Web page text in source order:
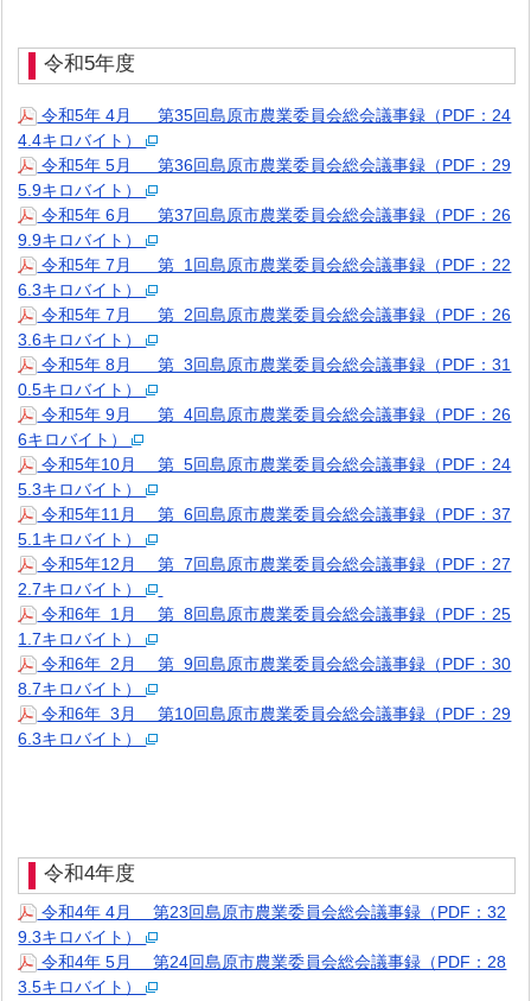
令和5年度
令和5年 4月 第35回島原市農業委員会総会議事録（PDF：24
4.4キロバイト）
令和5年 5月 第36回島原市農業委員会総会議事録（PDF：29
5.9キロバイト）
令和5年 6月 第37回島原市農業委員会総会議事録（PDF：26
9.9キロバイト）
令和5年 7月 第 1回島原市農業委員会総会議事録（PDF：22
6.3キロバイト）
令和5年 7月 第 2回島原市農業委員会総会議事録（PDF：26
3.6キロバイト）
令和5年 8月 第 3回島原市農業委員会総会議事録（PDF：31
0.5キロバイト）
令和5年 9月 第 4回島原市農業委員会総会議事録（PDF：26
6キロバイト）
令和5年10月 第 5回島原市農業委員会総会議事録（PDF：24
5.3キロバイト）
令和5年11月 第 6回島原市農業委員会総会議事録（PDF：37
5.1キロバイト）
令和5年12月 第 7回島原市農業委員会総会議事録（PDF：27
2.7キロバイト）
令和6年 1月 第 8回島原市農業委員会総会議事録（PDF：25
1.7キロバイト）
令和6年 2月 第 9回島原市農業委員会総会議事録（PDF：30
8.7キロバイト）
令和6年 3月 第10回島原市農業委員会総会議事録（PDF：29
6.3キロバイト）
令和4年度
令和4年 4月 第23回島原市農業委員会総会議事録（PDF：32
9.3キロバイト）
令和4年 5月 第24回島原市農業委員会総会議事録（PDF：28
3.5キロバイト）